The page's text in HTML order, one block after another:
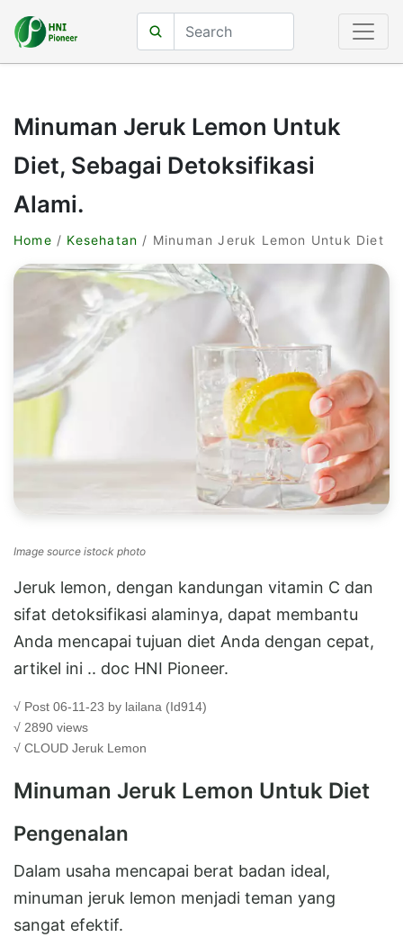
Minuman Jeruk Lemon Untuk
Diet, Sebagai Detoksifikasi
Alami.
Home / Kesehatan / Minuman Jeruk Lemon Untuk Diet
Image source istock photo
Jeruk lemon, dengan kandungan vitamin C dan
sifat detoksifikasi alaminya, dapat membantu
Anda mencapai tujuan diet Anda dengan cepat,
artikel ini .. doc HNI Pioneer.
√ Post 06-11-23 by lailana (Id914)
√ 2890 views
√ CLOUD Jeruk Lemon
Minuman Jeruk Lemon Untuk Diet
Pengenalan
Dalam usaha mencapai berat badan ideal,
minuman jeruk lemon menjadi teman yang
sangat efektif.